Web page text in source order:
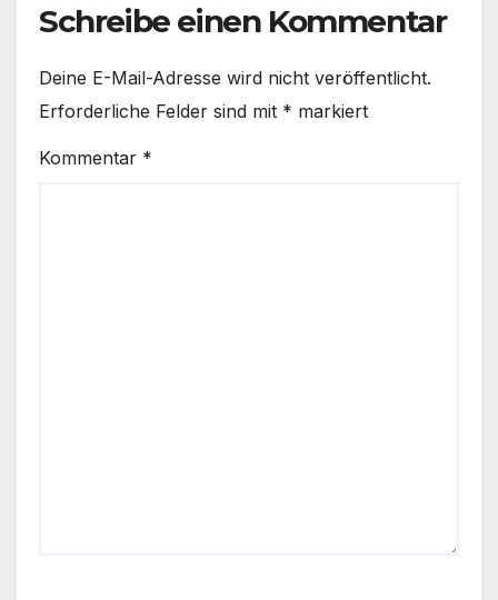
Schreibe einen Kommentar
Deine E-Mail-Adresse wird nicht veröffentlicht.
Erforderliche Felder sind mit * markiert
Kommentar *